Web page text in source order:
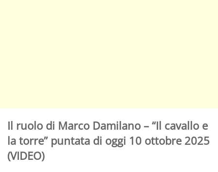
Il ruolo di Marco Damilano – “Il cavallo e
la torre” puntata di oggi 10 ottobre 2025
(VIDEO)